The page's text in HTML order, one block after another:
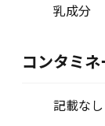
乳成分
コンタミ
記載なし